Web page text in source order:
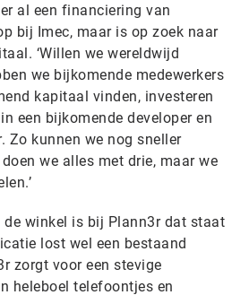
al een financiering van
bij Imec, maar is op zoek naar
‘Willen we wereldwijd
we bijkomende medewerkers
kapitaal vinden, investeren
een bijkomende developer en
Zo kunnen we nog sneller
we alles met drie, maar we
de winkel is bij Plann3r dat staat
lost wel een bestaand
zorgt voor een stevige
heleboel telefoontjes en